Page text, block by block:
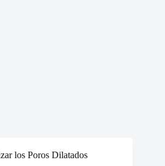
los Poros Dilatados